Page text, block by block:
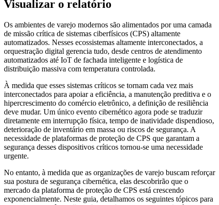
Visualizar o relatório
Os ambientes de varejo modernos são alimentados por uma camada
de missão crítica de sistemas ciberfísicos (CPS) altamente
automatizados. Nesses ecossistemas altamente interconectados, a
orquestração digital gerencia tudo, desde centros de atendimento
automatizados até IoT de fachada inteligente e logística de
distribuição massiva com temperatura controlada.
À medida que esses sistemas críticos se tornam cada vez mais
interconectados para apoiar a eficiência, a manutenção preditiva e o
hipercrescimento do comércio eletrônico, a definição de resiliência
deve mudar. Um único evento cibernético agora pode se traduzir
diretamente em interrupção física, tempo de inatividade dispendioso,
deterioração de inventário em massa ou riscos de segurança. A
necessidade de plataformas de proteção de CPS que garantam a
segurança desses dispositivos críticos tornou-se uma necessidade
urgente.
No entanto, à medida que as organizações de varejo buscam reforçar
sua postura de segurança cibernética, elas descobrirão que o
mercado da plataforma de proteção de CPS está crescendo
exponencialmente. Neste guia, detalhamos os seguintes tópicos para